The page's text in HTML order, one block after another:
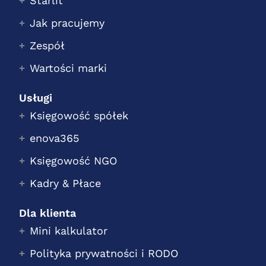
Jak pracujemy
Zespół
Wartości marki
Usługi
Księgowość spółek
enova365
Księgowość NGO
Kadry & Płace
Dla klienta
Mini kalkulator
Polityka prywatności i RODO